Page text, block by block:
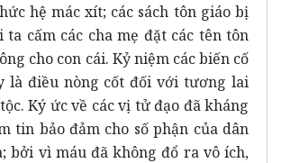
hệ mác xít; các sách tôn giáo bị
ta cấm các cha mẹ đặt các tên tôn
cho con cái. Kỷ niệm các biến cố
là điều nòng cốt đối với tương lai
Ký ức về các vị tử đạo đã kháng
tin bảo đảm cho số phận của dân
bởi vì máu đã không đổ ra vô ích,